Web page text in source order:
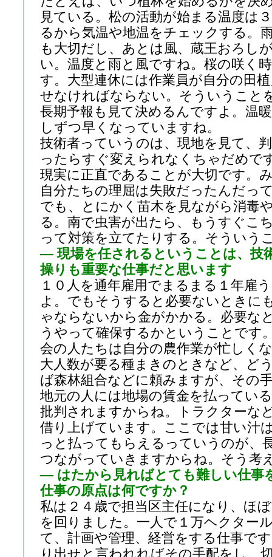
見ている。松の活動が始まる温度は
るから気温や地温をチェックする。
も大切だし、あとは風、蔵王おろし
い。温度と雨と風ですね。桜の咲く
す。大型連休には作業員が自分の田
せなければならない。そういうこと
長期予報も見て決めるんですよ。温
しずつ早くなっていますね。
技術者っていうのは、現地を見て、
ったらすぐ変えられなくちゃだめで
現実に正直であることが大切です。
自分たちの理屈は失敗だったんだっ
でも、とにかく苗木を見ながら消毒
る。南で虫害が出たら、もうすぐこ
って対策を立てたりする。そういう
— 現場を任されるということは、技
操りも重要な仕事だと思います
１０人を通年雇用でまるまる１年雇
よ。でもそうすると必要ないときに
ゃならないから金がかかる。必要な
うやって確保するかということです
会の人たちは自分の農作業が忙しく
大人数が要る種まきのときなど、ど
ば森林組合などに頼みますが、その
地元の人には地場の賃金を払ってい
批判されますからね。トラクターな
借り上げています。ここでは甘い汁
っと払ってもらえるっていうのが、
つながっていきますからね。そう考
— はたから見ればとても難しい仕事
仕事の原点は何ですか？
私は２４歳で担当区主任になり、ほ
を回りました。一人で１万ヘクター
て、計画や管理、経営をする仕事で
り出せと言われればその手配をし、